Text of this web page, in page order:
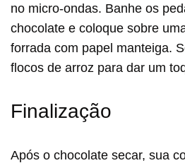
no micro-ondas. Banhe os
chocolate e coloque sobre
forrada com papel manteiga.
flocos de arroz para dar um
Finalização
Após o chocolate secar, sua